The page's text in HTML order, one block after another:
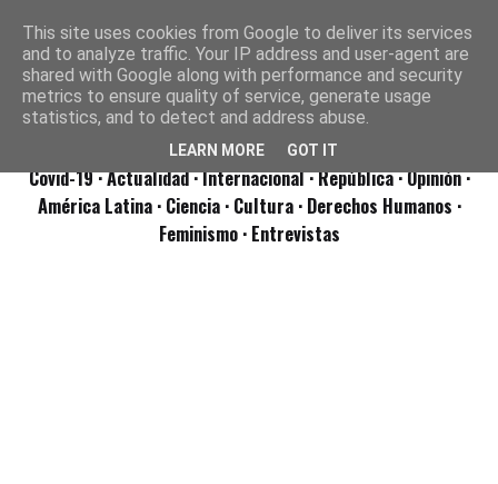
Covid-19· Actualidad· Internacional· República· Opinión·
América Latina · Ciencia · Cultura · Derechos Humanos ·
Feminismo · Entrevistas
This site uses cookies from Google to deliver its services
and to analyze traffic. Your IP address and user-agent are
shared with Google along with performance and security
metrics to ensure quality of service, generate usage
statistics, and to detect and address abuse.
LEARN MORE GOT IT